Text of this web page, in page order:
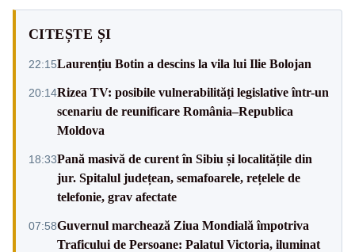
CITEȘTE ȘI
22:15Laurențiu Botin a descins la vila lui Ilie Bolojan
20:14Rizea TV: posibile vulnerabilități legislative într-un
scenariu de reunificare România–Republica
Moldova
18:33Pană masivă de curent în Sibiu și localitățile din
jur. Spitalul județean, semafoarele, rețelele de
telefonie, grav afectate
07:58Guvernul marchează Ziua Mondială împotriva
Traficului de Persoane: Palatul Victoria, iluminat